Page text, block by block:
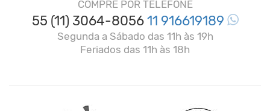
COMPRE POR TELEFONE
55 (11) 3064-805611 916619189
Segunda a Sábado das 11h às 19h
Feriados das 11h às 18h